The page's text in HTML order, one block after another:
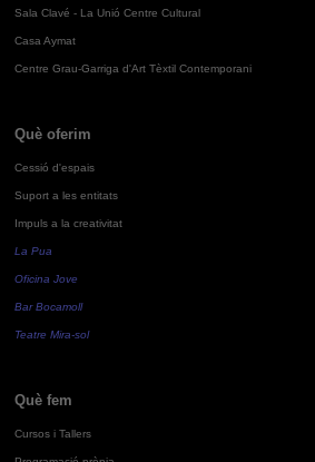
Sala Clavé - La Unió Centre Cultural
Casa Aymat
Centre Grau-Garriga d'Art Tèxtil Contemporani
Què oferim
Cessió d'espais
Suport a les entitats
Impuls a la creativitat
La Pua
Oficina Jove
Bar Bocamoll
Teatre Mira-sol
Què fem
Cursos i Tallers